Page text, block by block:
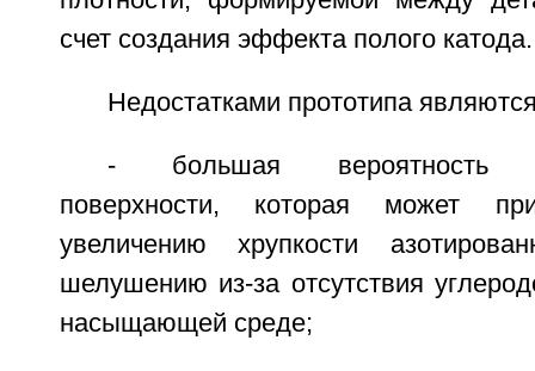
счет создания эффекта полого катода.
Недостатками прототипа
- большая вероятность
поверхности, которая может
увеличению хрупкости
шелушению из-за отсутствия
насыщающей среде;